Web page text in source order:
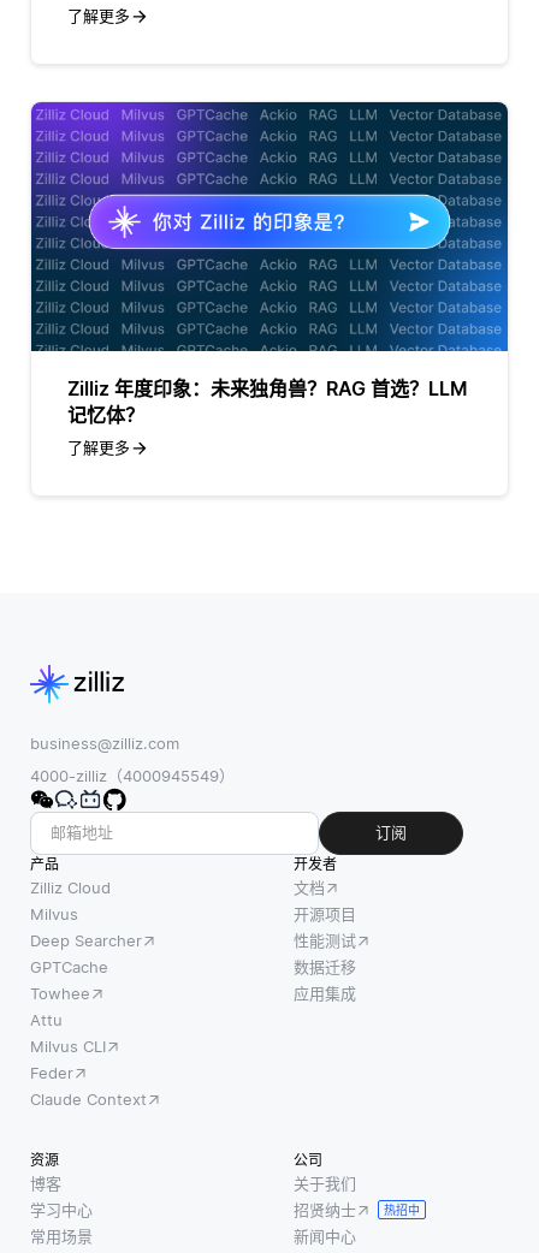
了解更多
Zilliz 年度印象：未来独角兽？RAG 首选？LLM
记忆体？
了解更多
business@zilliz.com
4000-zilliz（4000945549）
订阅
产品
Zilliz Cloud
Milvus
Deep Searcher
GPTCache
Towhee
Attu
Milvus CLI
Feder
Claude Context
开发者
文档
开源项目
性能测试
数据迁移
应用集成
资源
博客
学习中心
常用场景
公司
关于我们
招贤纳士
热招中
新闻中心